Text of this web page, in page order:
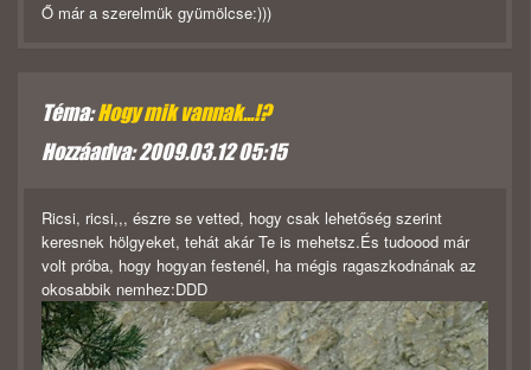
Ő már a szerelmük gyümölcse:)))
Téma:Hogy mik vannak...!?
Hozzáadva: 2009.03.12 05:15
Ricsi, ricsi,,, észre se vetted, hogy csak lehetőség szerint
keresnek hölgyeket, tehát akár Te is mehetsz.És tudoood már
volt próba, hogy hogyan festenél, ha mégis ragaszkodnának az
okosabbik nemhez:DDD